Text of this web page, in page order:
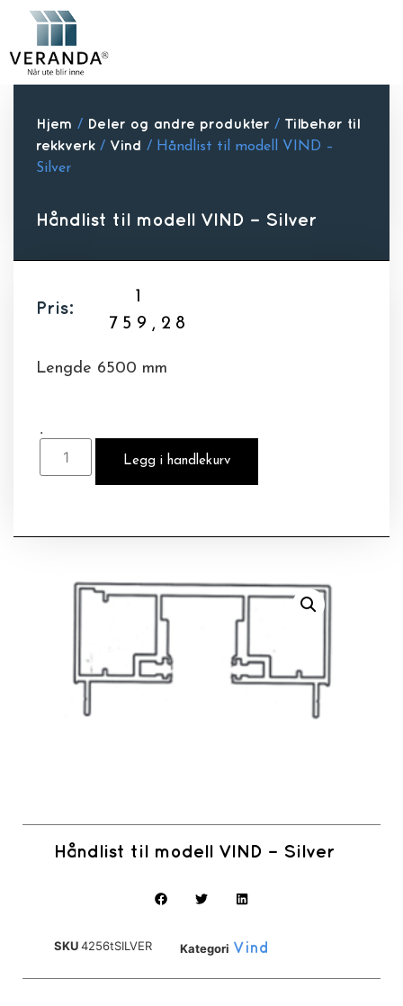
Hjem / Deler og andre produkter / Tilbehør til
rekkverk / Vind / Håndlist til modell VIND –
Silver
Håndlist til modell VIND – Silver
Pris:
1
759,28
Lengde 6500 mm
.
Legg i handlekurv
Håndlist til modell VIND – Silver
SKU4256tSILVER Kategori Vind